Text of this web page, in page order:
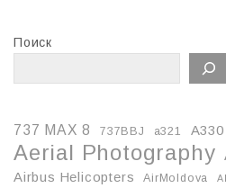
Поиск
737 MAX 8 737BBJ a321 A330
Aerial Photography
Airbus Helicopters
AirMoldova